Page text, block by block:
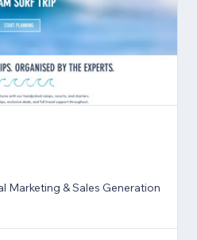
Marketing & Sales Generation